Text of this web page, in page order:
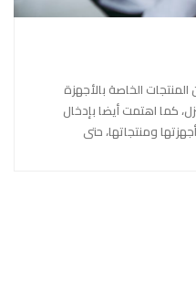
المنتجات الخاصة بالأجهزة
كما اهتمت أيضا بإدخال
ومنتجاتها، حتى